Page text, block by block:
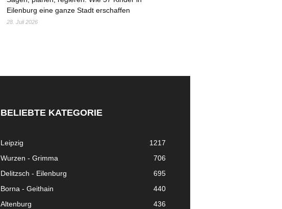
Eilenburg eine ganze Stadt erschaffen
28. Juli 2026
BELIEBTE KATEGORIE
Leipzig
1217
Wurzen - Grimma
706
Delitzsch - Eilenburg
695
Borna - Geithain
440
Altenburg
436